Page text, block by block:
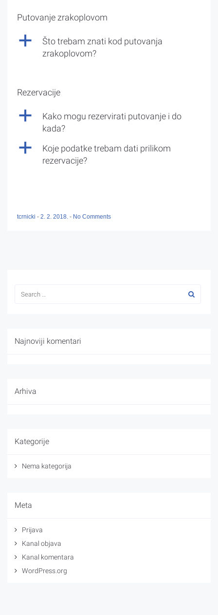
Putovanje zrakoplovom
a
Što trebam znati kod putovanja
zrakoplovom?
Rezervacije
a
Kako mogu rezervirati putovanje i do
kada?
a
Koje podatke trebam dati prilikom
rezervacije?
tcrnicki - 2. 2. 2018. - No Comments
Najnoviji komentari
Arhiva
Kategorije
Nema kategorija
Meta
Prijava
Kanal objava
Kanal komentara
WordPress.org